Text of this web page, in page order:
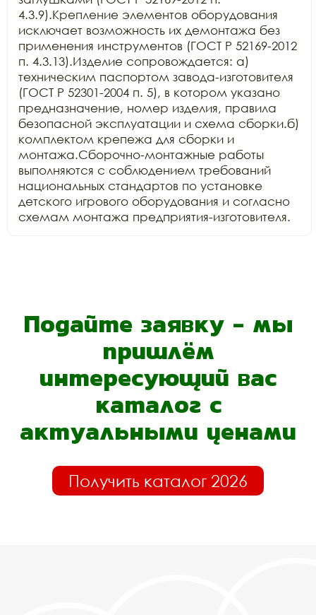
4.3.9).Крепление элементов оборудования
исключает возможность их демонтажа без
применения инструментов (ГОСТ Р 52169-2012
п. 4.3.13).Изделие сопровождается: а)
техническим паспортом завода-изготовителя
(ГОСТ Р 52301-2004 п. 5), в котором указано
предназначение, номер изделия, правила
безопасной эксплуатации и схема сборки.б)
комплектом крепежа для сборки и
монтажа.Сборочно-монтажные работы
выполняются с соблюдением требований
национальных стандартов по установке
детского игрового оборудования и согласно
схемам монтажа предприятия-изготовителя.
Подайте заявку - мы
пришлём
интересующий вас
каталог с
актуальными ценами
Получить каталог 2026